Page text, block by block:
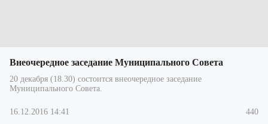
Внеочередное заседание Муниципального Совета
20 декабря (18.30) состоится внеочередное заседание
Муниципального Совета.
16.12.2016 14:41 440